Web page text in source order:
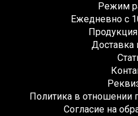
Режим
Ежедневно с
Доставка
Политика в отношении
Согласие на